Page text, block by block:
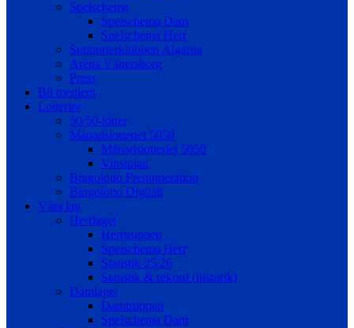
Spelschema
Spelschema Dam
Spelschema Herr
Supporterklubben Älgarna
Arena Vänersborg
Press
Bli medlem
Lotterier
50/50-lotter
Månadslotteriet 5050
Månadslotteriet 5050
Vinstplan
Bingolotto Prenumeration
Bingolotto Digitalt
Våra lag
Herrlaget
Herrtruppen
Spelschema Herr
Statistik 25/26
Statistik & rekord (historik)
Damlaget
Damtruppen
Spelschema Dam